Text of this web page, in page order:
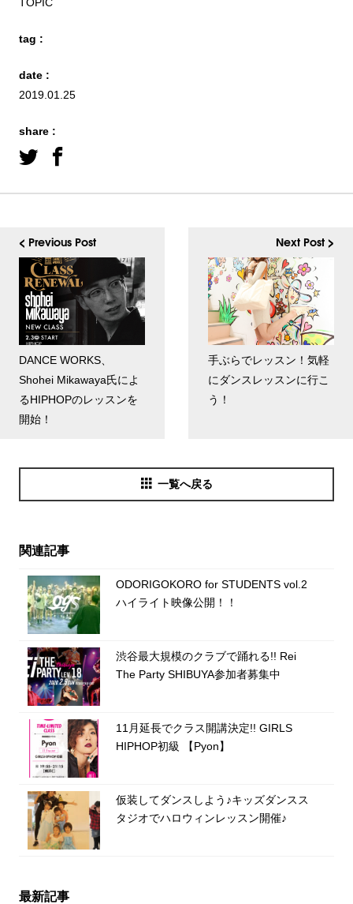
tag :
date :
2019.01.25
share :
< Previous Post
DANCE WORKS、
Shohei Mikawaya氏によ
るHIPHOPのレッスンを
開始！
Next Post >
手ぶらでレッスン！気軽
にダンスレッスンに行こ
う！
一覧へ戻る
関連記事
ODORIGOKORO for STUDENTS vol.2
ハイライト映像公開！！
渋谷最大規模のクラブで踊れる!! Rei
The Party SHIBUYA参加者募集中
11月延長でクラス開講決定!! GIRLS
HIPHOP初級 【Pyon】
仮装してダンスしよう♪キッズダンスス
タジオでハロウィンレッスン開催♪
最新記事